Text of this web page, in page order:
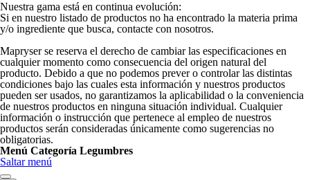
Nuestra gama está en continua evolución:
Si en nuestro listado de productos no ha encontrado la materia prima
y/o ingrediente que busca, contacte con nosotros.
Mapryser se reserva el derecho de cambiar las especificaciones en
cualquier momento como consecuencia del origen natural del
producto. Debido a que no podemos prever o controlar las distintas
condiciones bajo las cuales esta información y nuestros productos
pueden ser usados, no garantizamos la aplicabilidad o la conveniencia
de nuestros productos en ninguna situación individual. Cualquier
información o instrucción que pertenece al empleo de nuestros
productos serán consideradas únicamente como sugerencias no
obligatorias.
Menú Categoría Legumbres
Saltar menú